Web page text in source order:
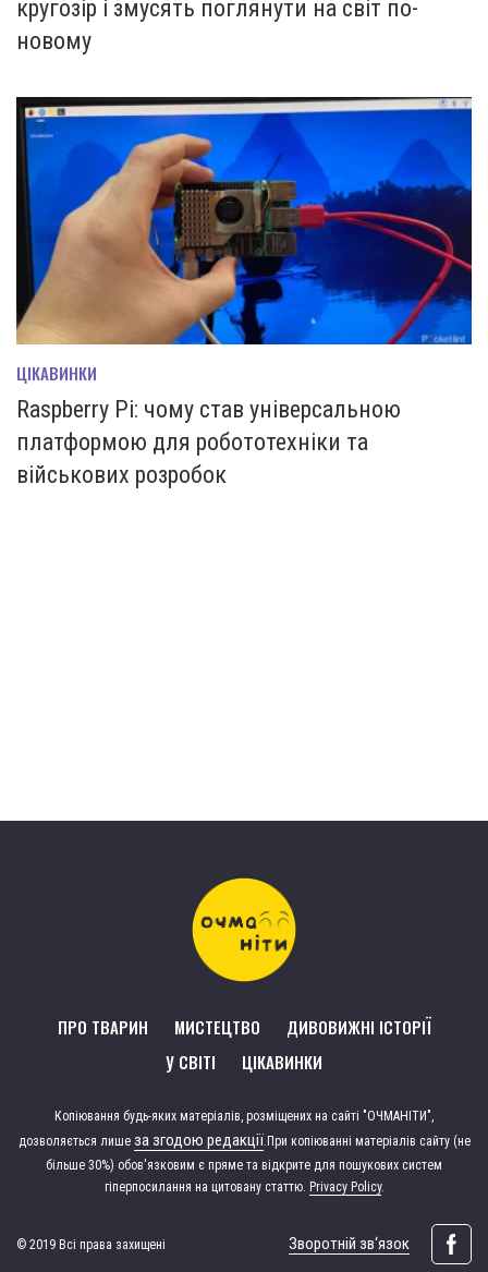
кругозір і змусять поглянути на світ по-
новому
ЦІКАВИНКИ
Raspberry Pi: чому став універсальною
платформою для робототехніки та
військових розробок
ПРО ТВАРИН МИСТЕЦТВО
ДИВОВИЖНІ ІСТОРІЇ
У СВІТІ
ЦІКАВИНКИ
Зворотній зв‘язок
Копіювання будь-яких матеріалів, розміщених на сайті "ОЧМАНІТИ",
дозволяється лише за згодою редакції. При копіюванні матеріалів сайту (не
більше 30%) обов'язковим є пряме та відкрите для пошукових систем
гіперпосилання на цитовану статтю. Privacy Policy.
© 2019 Всі права захищені